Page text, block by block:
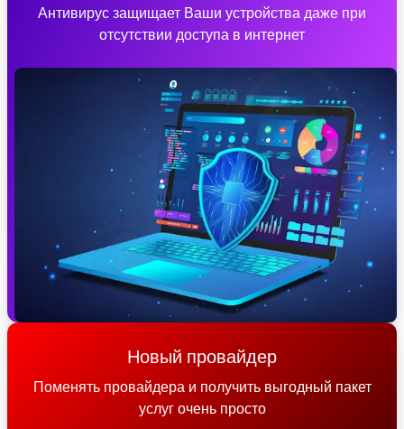
Антивирус защищает Ваши устройства даже при
отсутствии доступа в интернет
Новый провайдер
Поменять провайдера и получить выгодный пакет
услуг очень просто